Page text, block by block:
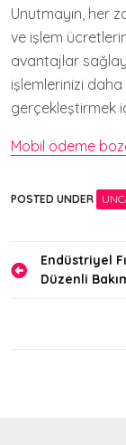
Unutmayın, her
ve işlem
avantajlar
işlemlerinizi daha
gerçekleştirmek
Mobil ödeme
POSTED UNDER
Yazı
gezinmesi
Endüstriyel
Düzenli